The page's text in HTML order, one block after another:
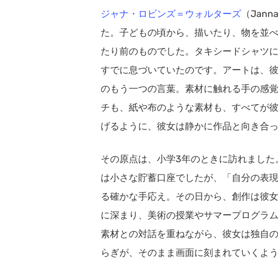
Hit enter to search or ESC to close
ジャナ・ロビンズ＝ウォルターズ （
た。子どもの頃から、描いたり、物を並
たり前のものでした。タキシードシャツ
すでに息づいていたのです。アートは、
のもう一つの言葉。素材に触れる手の感
チも、紙や布のような素材も、すべてが
げるように、彼女は静かに作品と向き合っ
その原点は、小学3年のときに訪れまし
は小さな貯蓄口座でしたが、「自分の表
る確かな手応え。その日から、創作は彼
に深まり、美術の授業やサマープログラ
素材との対話を重ねながら、彼女は独自
らぎが、そのまま画面に刻まれていくよ